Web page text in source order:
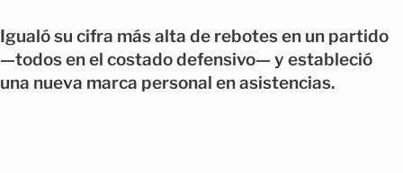
Igualó su cifra más alta de rebotes en un partido
—todos en el costado defensivo— y estableció
una nueva marca personal en asistencias.